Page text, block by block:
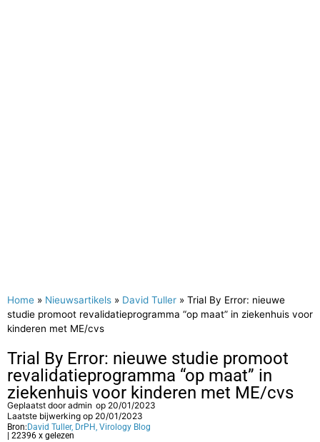
Home » Nieuwsartikels » David Tuller » Trial By Error: nieuwe
studie promoot revalidatieprogramma “op maat” in ziekenhuis voor
kinderen met ME/cvs
Trial By Error: nieuwe studie promoot
revalidatieprogramma “op maat” in
ziekenhuis voor kinderen met ME/cvs
Geplaatst dooradmin op 20/01/2023
Laatste bijwerking op 20/01/2023
Bron: David Tuller, DrPH, Virology Blog
| 22396 x gelezen